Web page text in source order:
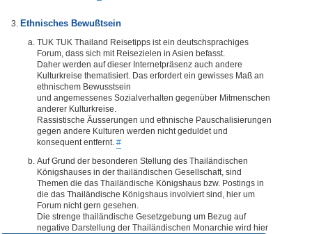
Ethnisches Bewußtsein
TUK TUK Thailand Reisetipps ist ein deutschsprachiges
Forum, dass sich mit Reisezielen in Asien befasst.
Daher werden auf dieser Internetpräsenz auch andere
Kulturkreise thematisiert. Das erfordert ein gewisses Maß an
ethnischem Bewusstsein
und angemessenes Sozialverhalten gegenüber Mitmenschen
anderer Kulturkreise.
Rassistische Äusserungen und ethnische Pauschalisierungen
gegen andere Kulturen werden nicht geduldet und
konsequent entfernt. #
Auf Grund der besonderen Stellung des Thailändischen
Königshauses in der thailändischen Gesellschaft, sind
Themen die das Thailändische Königshaus bzw. Postings in
die das Thailändische Königshaus involviert sind, hier um
Forum nicht gern gesehen.
Die strenge thailändische Gesetzgebung um Bezug auf
negative Darstellung der Thailändischen Monarchie wird hier